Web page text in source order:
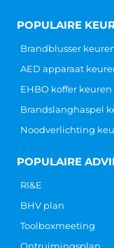
POPULAIRE
Brandblusser
AED apparaat
EHBO koffer keuren
Brandslanghaspel
Noodverlichting
POPULAIRE
RI&E
BHV plan
Toolboxmeeting